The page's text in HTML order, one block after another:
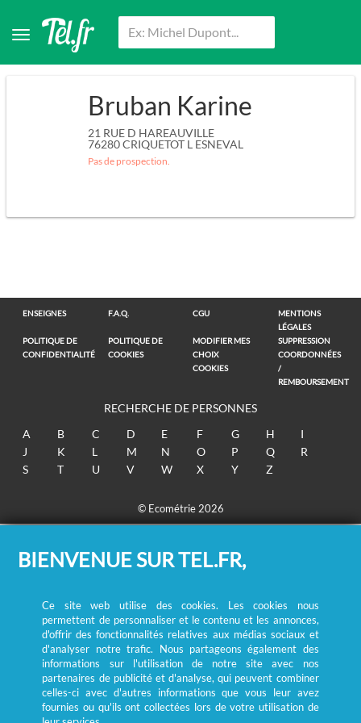
Bruban Karine
21 RUE D HAREAUVILLE
76280CRIQUETOT L ESNEVAL
Pas de prospection.
ENSEIGNES F.A.Q. CGU
MENTIONS
LÉGALES
POLITIQUE DE
CONFIDENTIALITÉ
POLITIQUE DE
COOKIES
MODIFIER MES
CHOIX
COOKIES
SUPPRESSION
COORDONNÉES
/
REMBOURSEMENT
RECHERCHE DE PERSONNES
A
B C D E F G H
I
J
K L M N O P Q
R
S
T U V W X Y Z
© Ecométrie 2026
BIENVENUE SUR TEL.FR,
Ce site web utilise des cookies. Les cookies nous
permettent de personnaliser et le contenu et les annonces,
d'offrir des fonctionnalités relatives aux médias sociaux et
d'analyser notre trafic. Nous partageons également des
informations sur l'utilisation de notre site avec nos
partenaires de publicité et d'analyse, qui peuvent combiner
celles-ci avec d'autres informations que vous leur avez
fournies ou qu'ils ont collectées lors de votre utilisation de